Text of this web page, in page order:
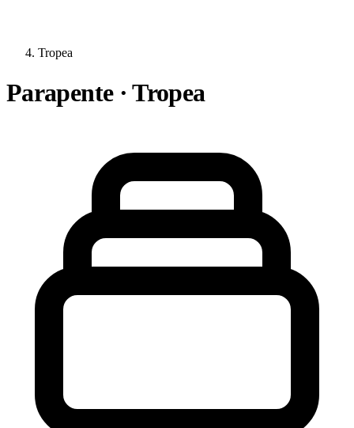
Tropea
Parapente · Tropea